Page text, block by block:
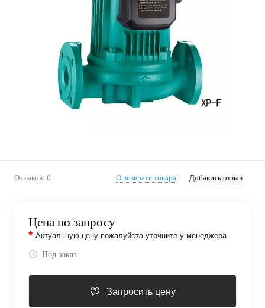
Отзывов: 0 О возврате товара Добавить отзыв
Цена по запросу
* Актуальную цену пожалуйста уточните у менеджера
Под заказ
Запросить цену